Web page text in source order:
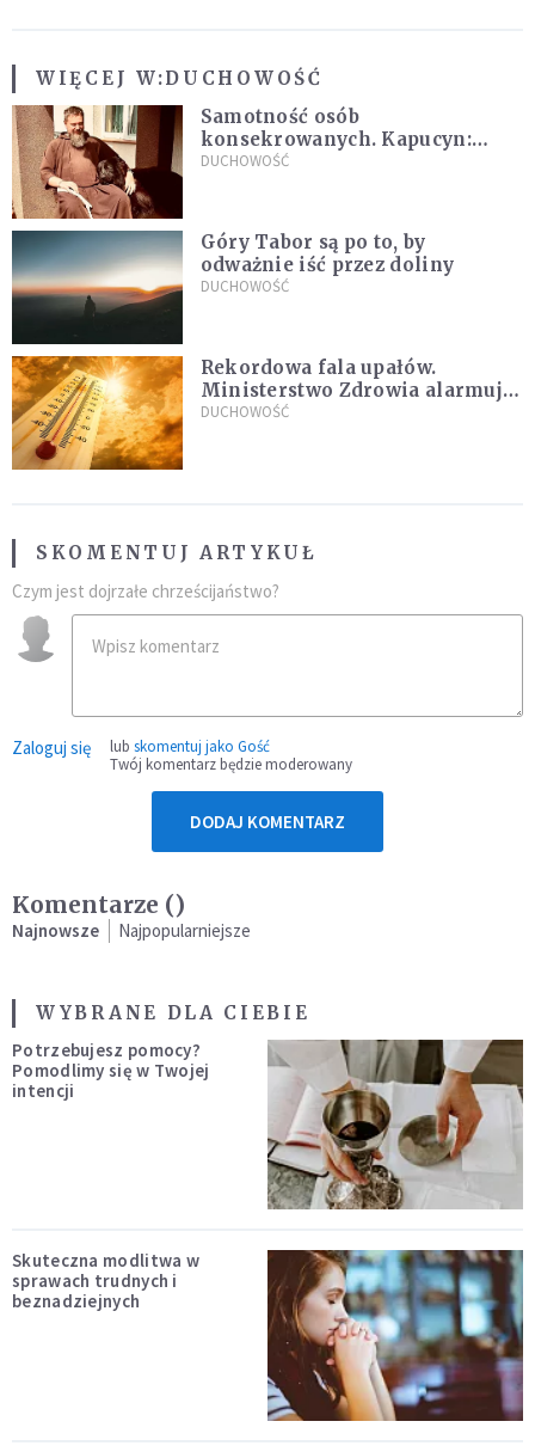
WIĘCEJ W:DUCHOWOŚĆ
Samotność osób
konsekrowanych. Kapucyn:
Życie w pojedynkę rzadko jest
DUCHOWOŚĆ
Góry Tabor są po to, by
odważnie iść przez doliny
DUCHOWOŚĆ
Rekordowa fala upałów.
Ministerstwo Zdrowia alarmuje
po doświadczeniach z czerwca
DUCHOWOŚĆ
SKOMENTUJ ARTYKUŁ
Czym jest dojrzałe chrześcijaństwo?
Zaloguj się lub skomentuj jako Gość
Twój komentarz będzie moderowany
DODAJ KOMENTARZ
Komentarze ()
Najnowsze Najpopularniejsze
WYBRANE DLA CIEBIE
Potrzebujesz pomocy?
Pomodlimy się w Twojej
intencji
Skuteczna modlitwa w
sprawach trudnych i
beznadziejnych